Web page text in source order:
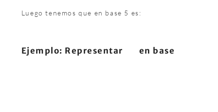
Luego tenemos que en base 5 es:
Ejemplo: Representar en base